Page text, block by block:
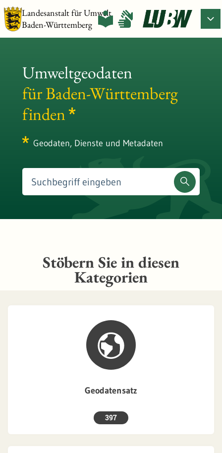
Landesanstalt für Umwelt
Baden-Württemberg
Umweltgeodaten
für Baden-Württemberg
finden
Geodaten, Dienste und Metadaten
Stöbern Sie in diesen
Kategorien
Geodatensatz
397